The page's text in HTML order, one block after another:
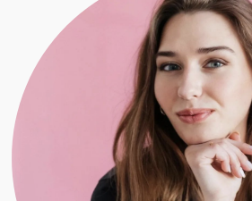
Приобретя этот курс единожды,
вы имеете к нему доступ навсегда.
Время действовать!
АРИФЫ КУРСА